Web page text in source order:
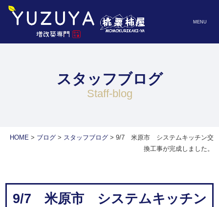
MENU
スタッフブログ
staff-blog
HOME> ブログ> スタッフブログ> 9/7 米原市 システムキッチン交
換工事が完成しました。
9/7 米原市 システムキッチン